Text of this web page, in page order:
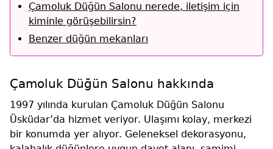
Çamoluk Düğün Salonu nerede, iletişim için
kiminle görüşebilirsin?
Benzer düğün mekanları
Çamoluk Düğün Salonu hakkında
1997 yılında kurulan Çamoluk Düğün Salonu
Üsküdar’da hizmet veriyor. Ulaşımı kolay, merkezi
bir konumda yer alıyor. Geleneksel dekorasyonu,